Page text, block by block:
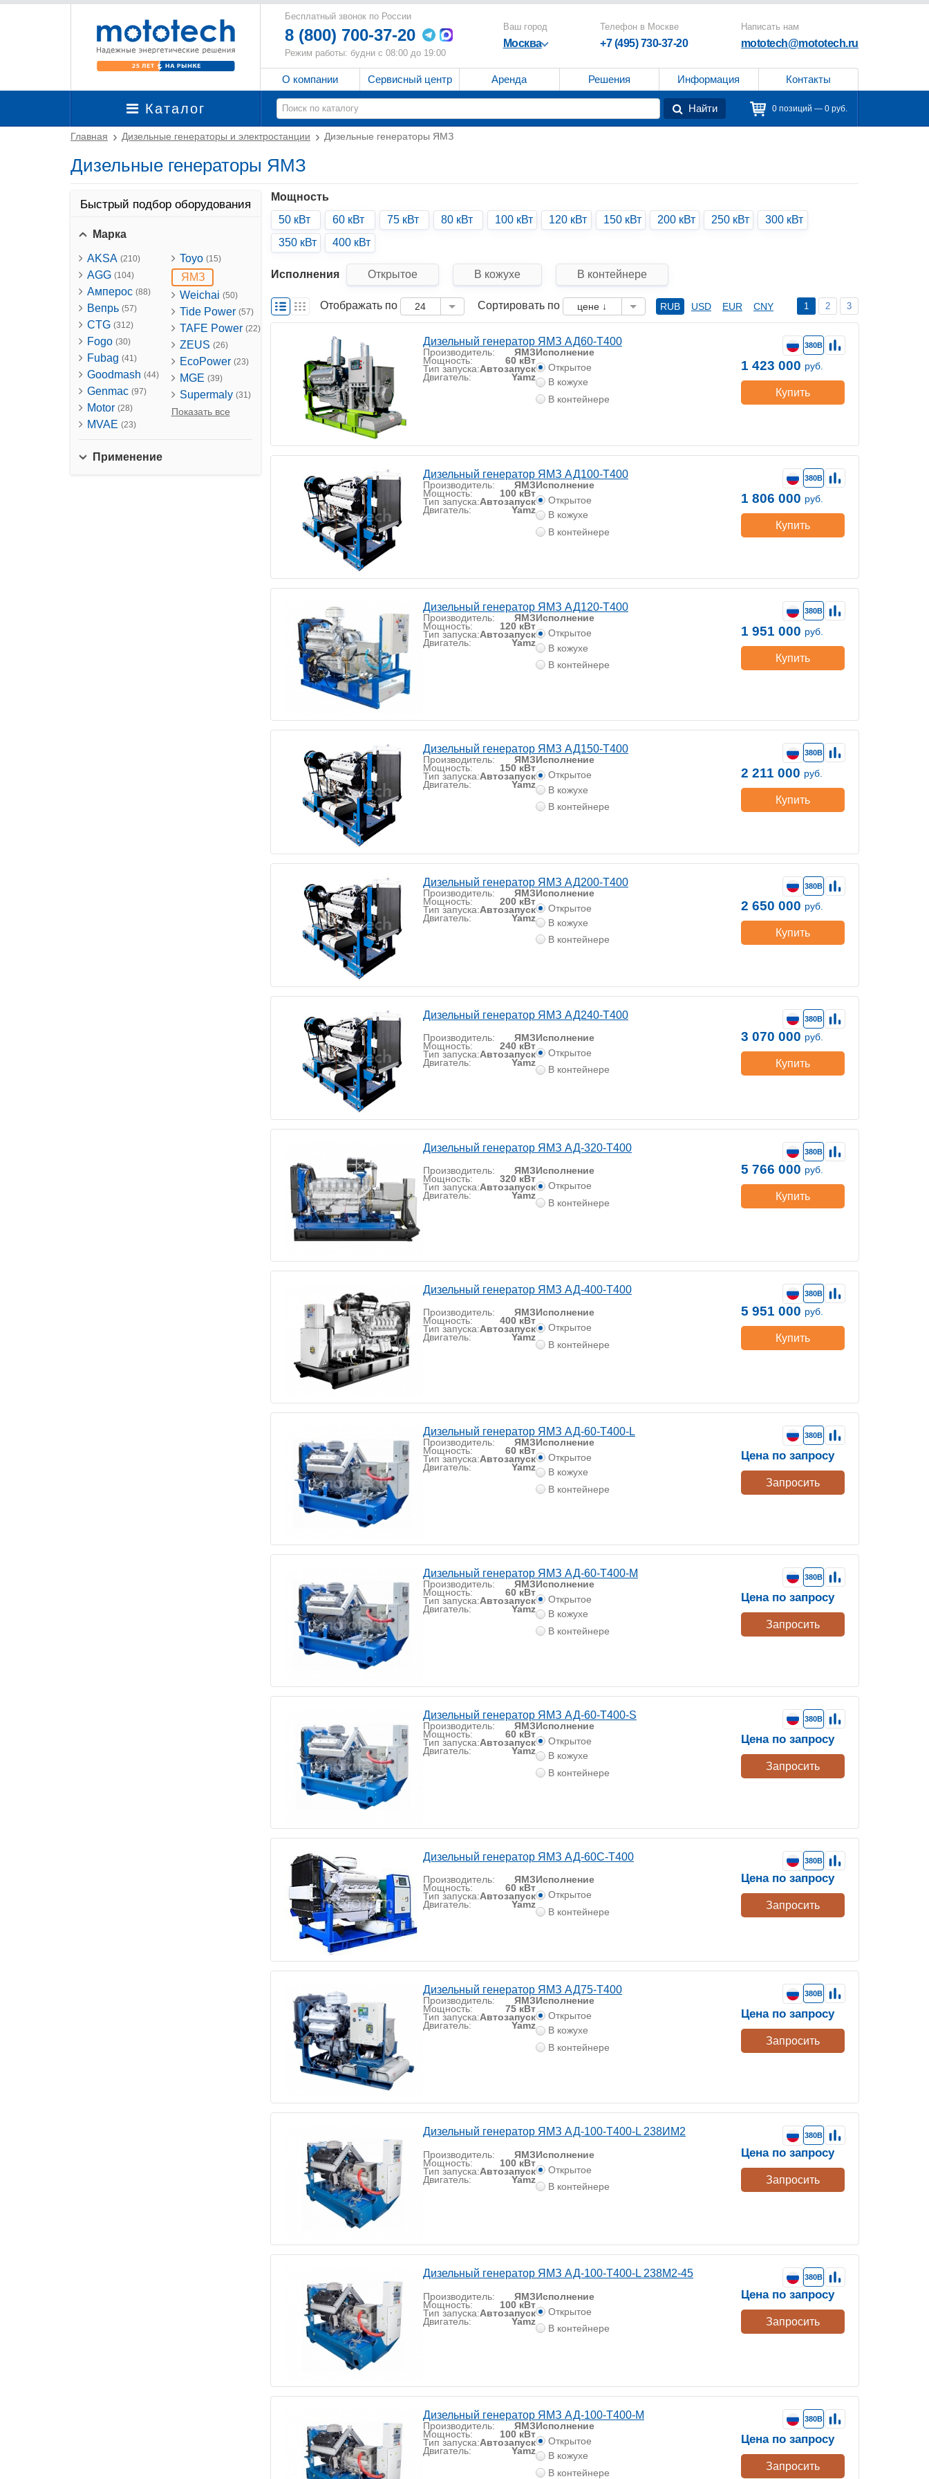
Бесплатный звонок по России
8 (800) 700-37-20
Режим работы: будни с 08:00 до 19:00
Ваш город
Москва
Телефон в Москве
+7 (495) 730-37-20
Написать нам
mototech@mototech.ru
О компании Сервисный центр Аренда Решения Информация Контакты
Каталог Найти 0 позиций — 0 руб.
Главная Дизельные генераторы и электростанции Дизельные генераторы ЯМЗ
Дизельные генераторы ЯМЗ
Быстрый подбор оборудования
Марка
AKSA (210)
AGG (104)
Амперос (88)
Вепрь (57)
CTG (312)
Fogo (30)
Fubag (41)
Goodmash (44)
Genmac (97)
Motor (28)
MVAE (23)
Toyo (15)
ЯМЗ
Weichai (50)
Tide Power (57)
TAFE Power (22)
ZEUS (26)
EcoPower (23)
MGE (39)
Supermaly (31)
Показать все
Применение
Мощность
50 кВт
60 кВт 75 кВт 80 кВт 100 кВт 120 кВт 150 кВт 200 кВт 250 кВт
300 кВт
350 кВт
400 кВт
Исполнения Открытое В кожухе В контейнере
Отображать по 24 Сортировать по цене ↓ RUB USD EUR CNY 1 2 3
Дизельный генератор ЯМЗ АД60-T400
Производитель: ЯМЗ
Мощность: 60 кВт
Тип запуска:Автозапуск
Двигатель: Yamz
Исполнение
Открытое
В кожухе
В контейнере
380В
1 423 000 руб.
Купить
Дизельный генератор ЯМЗ АД100-T400
Производитель: ЯМЗ
Мощность: 100 кВт
Тип запуска:Автозапуск
Двигатель: Yamz
Исполнение
Открытое
В кожухе
В контейнере
380В
1 806 000 руб.
Купить
Дизельный генератор ЯМЗ АД120-T400
Производитель: ЯМЗ
Мощность: 120 кВт
Тип запуска:Автозапуск
Двигатель: Yamz
Исполнение
Открытое
В кожухе
В контейнере
380В
1 951 000 руб.
Купить
Дизельный генератор ЯМЗ АД150-T400
Производитель: ЯМЗ
Мощность: 150 кВт
Тип запуска:Автозапуск
Двигатель: Yamz
Исполнение
Открытое
В кожухе
В контейнере
380В
2 211 000 руб.
Купить
Дизельный генератор ЯМЗ АД200-T400
Производитель: ЯМЗ
Мощность: 200 кВт
Тип запуска:Автозапуск
Двигатель: Yamz
Исполнение
Открытое
В кожухе
В контейнере
380В
2 650 000 руб.
Купить
Дизельный генератор ЯМЗ АД240-T400
Производитель: ЯМЗ
Мощность: 240 кВт
Тип запуска:Автозапуск
Двигатель: Yamz
Исполнение
Открытое
В контейнере
380В
3 070 000 руб.
Купить
Дизельный генератор ЯМЗ АД-320-T400
Производитель: ЯМЗ
Мощность: 320 кВт
Тип запуска:Автозапуск
Двигатель: Yamz
Исполнение
Открытое
В контейнере
380В
5 766 000 руб.
Купить
Дизельный генератор ЯМЗ АД-400-T400
Производитель: ЯМЗ
Мощность: 400 кВт
Тип запуска:Автозапуск
Двигатель: Yamz
Исполнение
Открытое
В контейнере
380В
5 951 000 руб.
Купить
Дизельный генератор ЯМЗ АД-60-Т400-L
Производитель: ЯМЗ
Мощность: 60 кВт
Тип запуска:Автозапуск
Двигатель: Yamz
Исполнение
Открытое
В кожухе
В контейнере
380В
Цена по запросу
Запросить
Дизельный генератор ЯМЗ АД-60-Т400-M
Производитель: ЯМЗ
Мощность: 60 кВт
Тип запуска:Автозапуск
Двигатель: Yamz
Исполнение
Открытое
В кожухе
В контейнере
380В
Цена по запросу
Запросить
Дизельный генератор ЯМЗ АД-60-Т400-S
Производитель: ЯМЗ
Мощность: 60 кВт
Тип запуска:Автозапуск
Двигатель: Yamz
Исполнение
Открытое
В кожухе
В контейнере
380В
Цена по запросу
Запросить
Дизельный генератор ЯМЗ АД-60С-Т400
Производитель: ЯМЗ
Мощность: 60 кВт
Тип запуска:Автозапуск
Двигатель: Yamz
Исполнение
Открытое
В контейнере
380В
Цена по запросу
Запросить
Дизельный генератор ЯМЗ АД75-T400
Производитель: ЯМЗ
Мощность: 75 кВт
Тип запуска:Автозапуск
Двигатель: Yamz
Исполнение
Открытое
В кожухе
В контейнере
380В
Цена по запросу
Запросить
Дизельный генератор ЯМЗ АД-100-Т400-L 238ИМ2
Производитель: ЯМЗ
Мощность: 100 кВт
Тип запуска:Автозапуск
Двигатель: Yamz
Исполнение
Открытое
В контейнере
380В
Цена по запросу
Запросить
Дизельный генератор ЯМЗ АД-100-Т400-L 238М2-45
Производитель: ЯМЗ
Мощность: 100 кВт
Тип запуска:Автозапуск
Двигатель: Yamz
Исполнение
Открытое
В контейнере
380В
Цена по запросу
Запросить
Дизельный генератор ЯМЗ АД-100-Т400-M
Производитель: ЯМЗ
Мощность: 100 кВт
Тип запуска:Автозапуск
Двигатель: Yamz
Исполнение
Открытое
В кожухе
В контейнере
380В
Цена по запросу
Запросить